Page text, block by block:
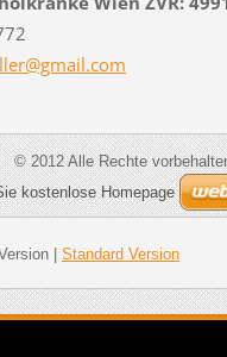
er@gmail.com
© 2012 Alle Rechte
kostenlose Homepage
| Standard Version